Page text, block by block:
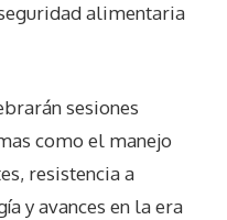
alimentaria
sesiones
como el manejo
resistencia a
y avances en la era